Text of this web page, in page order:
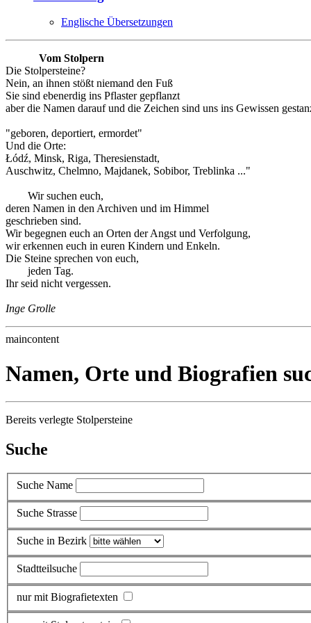
Englische Übersetzungen
Vom Stolpern
Die Stolpersteine?
Nein, an ihnen stößt niemand den Fuß
Sie sind ebenerdig ins Pflaster gepflanzt
aber die Namen darauf und die Zeichen sind uns ins Gewissen
"geboren, deportiert, ermordet"
Und die Orte:
Łódź, Minsk, Riga, Theresienstadt,
Auschwitz, Chelmno, Majdanek, Sobibor, Treblinka ..."
Wir suchen euch,
deren Namen in den Archiven und im Himmel
geschrieben sind.
Wir begegnen euch an Orten der Angst und Verfolgung,
wir erkennen euch in euren Kindern und Enkeln.
Die Steine sprechen von euch,
jeden Tag.
Ihr seid nicht vergessen.
Inge Grolle
maincontent
Namen, Orte und Biografien
Bereits verlegte Stolpersteine
Suche
Suche Name
Suche Strasse
Suche in Bezirk
Stadtteilsuche
nur mit Biografietexten